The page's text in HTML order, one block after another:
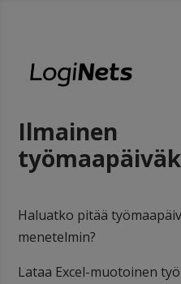
Ilmainen
Haluatko pitää
menetelmin?
Lataa Excel-muotoinen